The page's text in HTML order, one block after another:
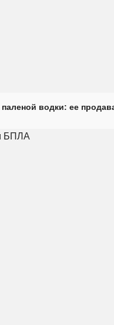
водки: ее